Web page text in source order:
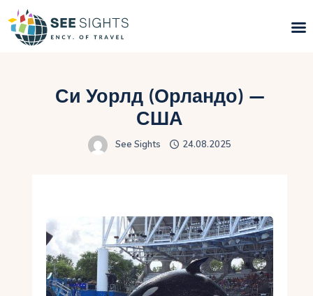
Типы Туров
Блог
Контакты
Си Уорлд (Орландо) —
США
See Sights 24.08.2025